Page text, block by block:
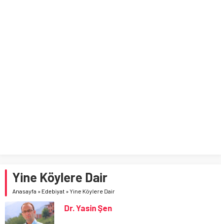
Yine Köylere Dair
Anasayfa » Edebiyat »Yine Köylere Dair
Dr. Yasin Şen